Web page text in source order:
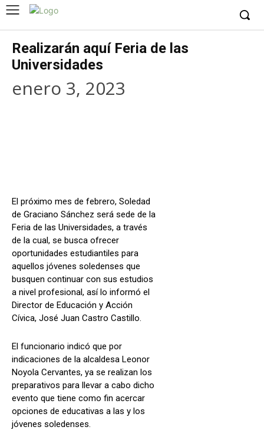
Realizarán aquí Feria de las
Universidades
enero 3, 2023
El próximo mes de febrero, Soledad
de Graciano Sánchez será sede de la
Feria de las Universidades, a través
de la cual, se busca ofrecer
oportunidades estudiantiles para
aquellos jóvenes soledenses que
busquen continuar con sus estudios
a nivel profesional, así lo informó el
Director de Educación y Acción
Cívica, José Juan Castro Castillo.
El funcionario indicó que por
indicaciones de la alcaldesa Leonor
Noyola Cervantes, ya se realizan los
preparativos para llevar a cabo dicho
evento que tiene como fin acercar
opciones de educativas a las y los
jóvenes soledenses.